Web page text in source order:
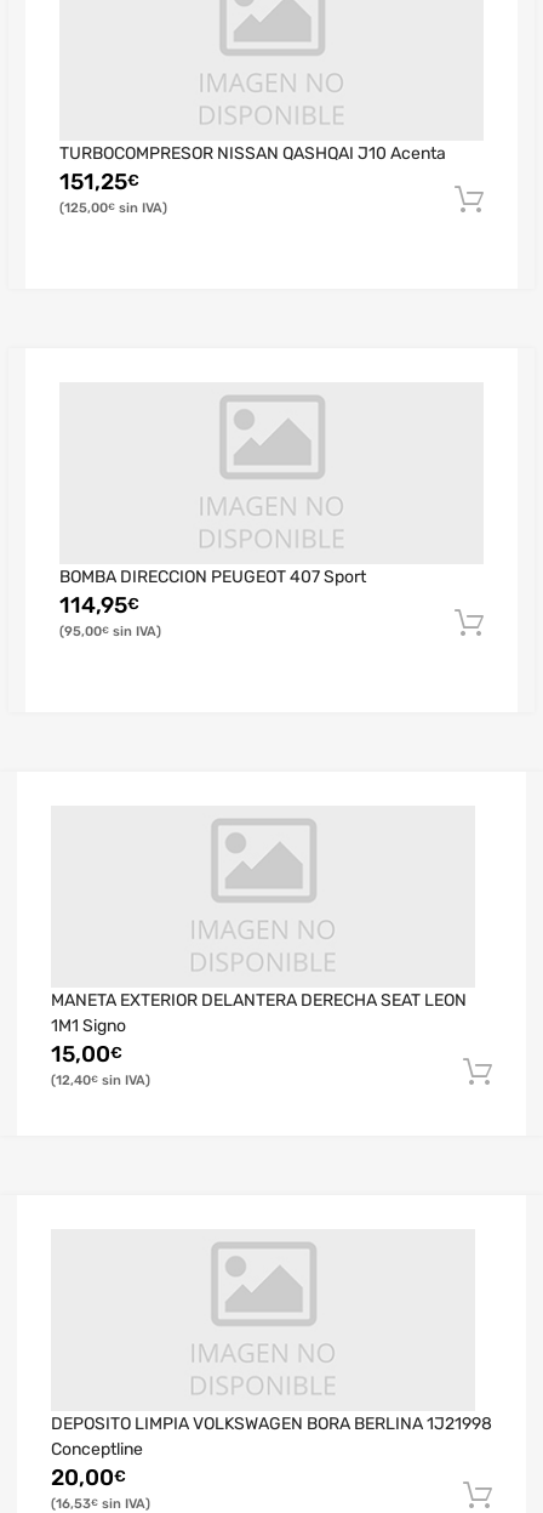
TURBOCOMPRESOR NISSAN QASHQAI J10 Acenta
151,25€
125,00€
BOMBA DIRECCION PEUGEOT 407 Sport
114,95€
95,00€
MANETA EXTERIOR DELANTERA DERECHA SEAT LEON
1M1 Signo
15,00€
12,40€
DEPOSITO LIMPIA VOLKSWAGEN BORA BERLINA 1J21998
Conceptline
20,00€
16,53€